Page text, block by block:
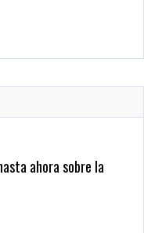
aparentemente ya fue
ahora sobre la